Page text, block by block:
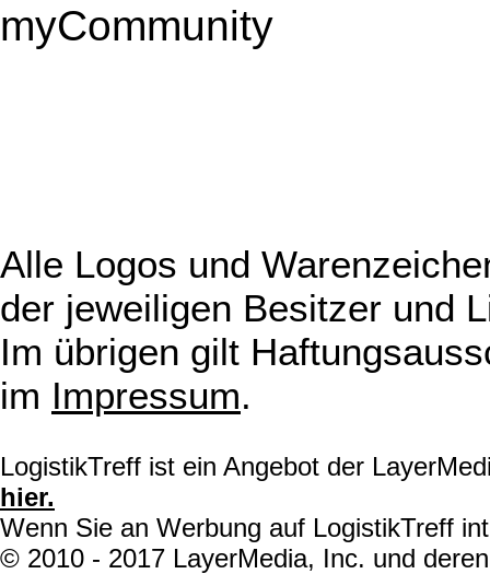
myCommunity
Alle Logos und
der jeweiligen Besitzer und
Im übrigen gilt
im Impressum.
LogistikTreff ist ein Angebot der
hier.
Wenn Sie an Werbung auf LogistikTreff
© 2010 - 2017 LayerMedia, Inc. und